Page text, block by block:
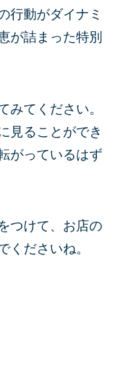
行動がダイナミ
が詰まった特別
みてください。
見ることができ
がっているはず
つけて、お店の
くださいね。